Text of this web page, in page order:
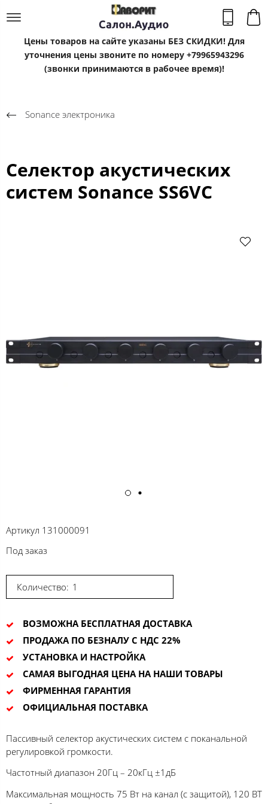
Цены товаров на сайте указаны БЕЗ СКИДКИ! Для
уточнения цены звоните по номеру +79965943296
(звонки принимаются в рабочее время)!
Sonance электроника
Селектор акустических
систем Sonance SS6VC
Артикул 131000091
Под заказ
Количество:
ВОЗМОЖНА БЕСПЛАТНАЯ ДОСТАВКА
ПРОДАЖА ПО БЕЗНАЛУ С НДС 22%
УСТАНОВКА И НАСТРОЙКА
САМАЯ ВЫГОДНАЯ ЦЕНА НА НАШИ ТОВАРЫ
ФИРМЕННАЯ ГАРАНТИЯ
ОФИЦИАЛЬНАЯ ПОСТАВКА
Пассивный селектор акустических систем с поканальной
регулировкой громкости.
Частотный диапазон 20Гц – 20кГц ±1дБ
Максимальная мощность 75 Вт на канал (с защитой), 120 ВТ